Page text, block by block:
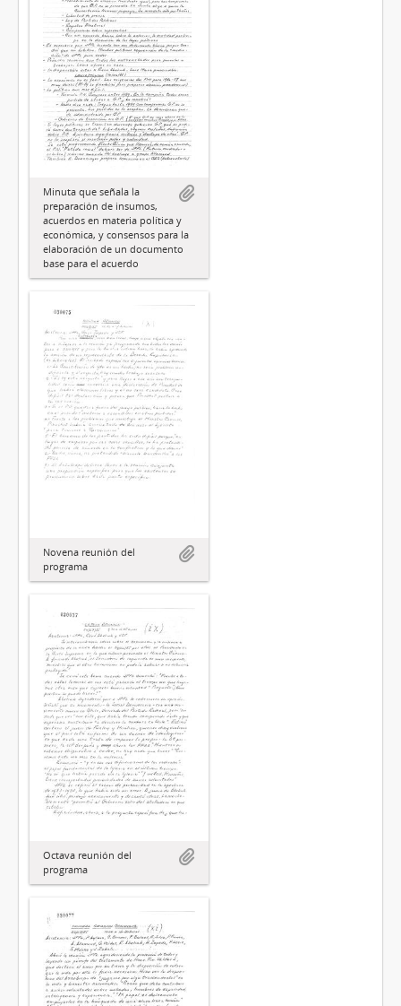
Minuta que señala la
preparación de insumos,
acuerdos en materia política y
económica, y consensos para la
elaboración de un documento
base para el acuerdo
Novena reunión del
programa
Octava reunión del
programa